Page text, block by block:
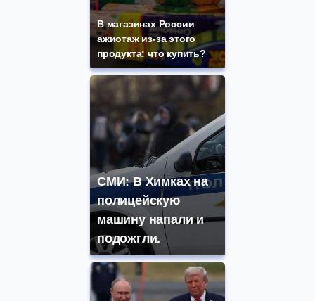
В магазинах России
ажиотаж из-за этого
продукта: что купить?
СМИ: В Химках на
полицейскую
машину напали и
подожгли.